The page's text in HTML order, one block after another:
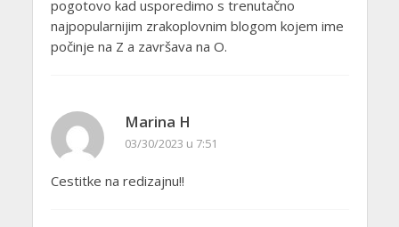
pogotovo kad usporedimo s trenutačno
najpopularnijim zrakoplovnim blogom kojem ime
počinje na Z a završava na O.
Marina H
03/30/2023 u 7:51
Cestitke na redizajnu!!